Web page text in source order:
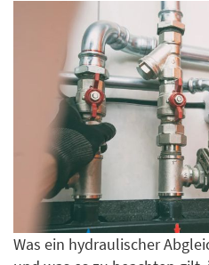
Was ein hydraulischer